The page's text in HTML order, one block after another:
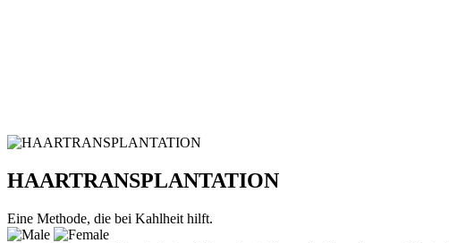
HAARTRANSPLANTATION
Eine Methode, die bei Kahlheit hilft.